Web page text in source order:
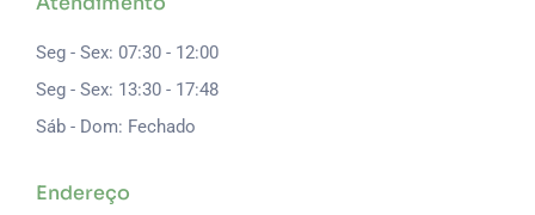
Seg - Sex: 07:30 - 12:00
Seg - Sex: 13:30 - 17:48
Sáb - Dom: Fechado
Endereço